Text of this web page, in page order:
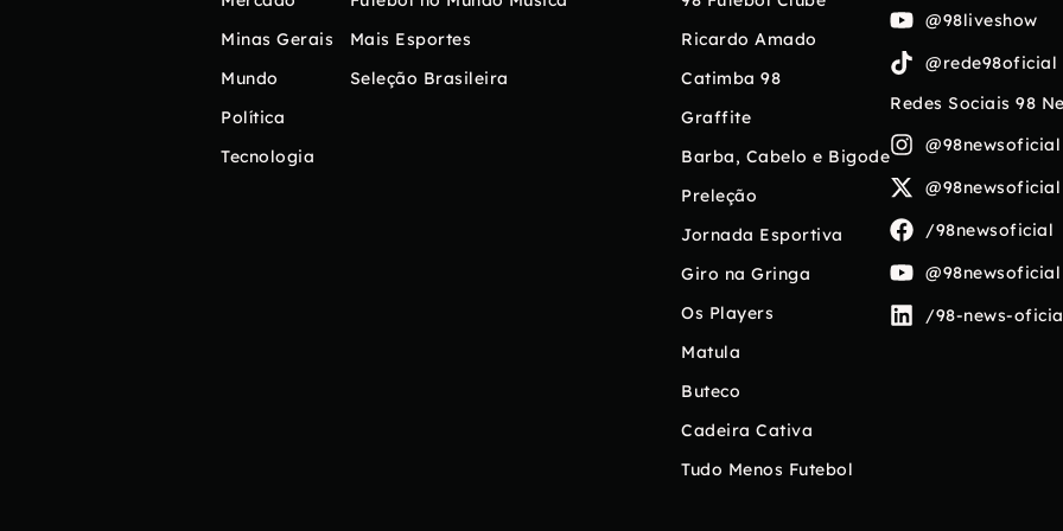
Minas Gerais
Mundo
Política
Tecnologia
Mais Esportes
Seleção Brasileira
Ricardo Amado
Catimba 98
Graffite
Barba, Cabelo e Bigode
Preleção
Jornada Esportiva
Giro na Gringa
Os Players
Matula
Buteco
Cadeira Cativa
Tudo Menos Futebol
@98liveshow
@rede98oficial
Redes Sociais 98
@98newsoficial
@98newsoficial
/98newsoficial
@98newsoficial
/98-news-